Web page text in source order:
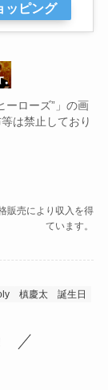
ッピング
ーローズ”」の画
は禁止しており
販売により収入を得
ています。
槙慶太 誕生日